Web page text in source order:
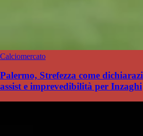
Calciomercato
Palermo, Strefezza come
assist e imprevedibilità per Inzaghi